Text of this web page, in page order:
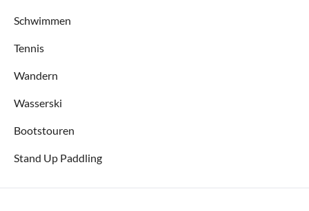
Schwimmen
Tennis
Wandern
Wasserski
Bootstouren
Stand Up Paddling